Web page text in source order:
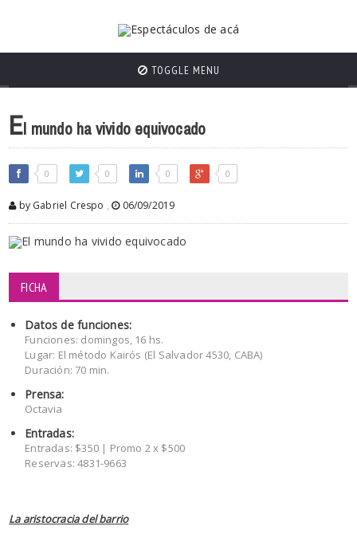
TOGGLE MENU
El mundo ha vivido equivocado
0 0 0 0
by Gabriel Crespo , 06/09/2019
FICHA
Datos de funciones:
Funciones: domingos, 16 hs.
Lugar: El método Kairós (El Salvador 4530, CABA)
Duración: 70 min.
Prensa:
Octavia
Entradas:
Entradas: $350 | Promo 2 x $500
Reservas: 4831-9663
La aristocracia del barrio